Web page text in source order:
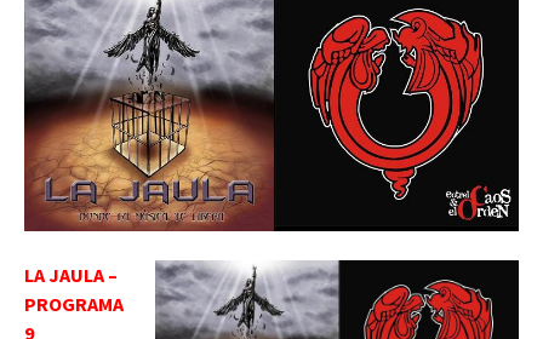
LA JAULA –
PROGRAMA
9